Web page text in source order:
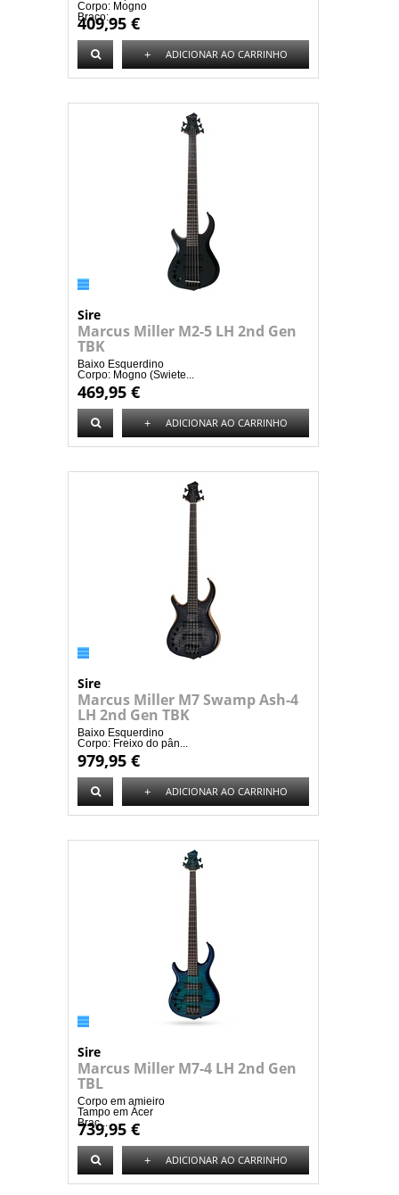
Corpo: Mogno
Braço:...
409,95 €
+ ADICIONAR AO CARRINHO
Sire
Marcus Miller M2-5 LH 2nd Gen
TBK
Baixo Esquerdino
Corpo: Mogno (Swiete...
469,95 €
+ ADICIONAR AO CARRINHO
Sire
Marcus Miller M7 Swamp Ash-4
LH 2nd Gen TBK
Baixo Esquerdino
Corpo: Freixo do pân...
979,95 €
+ ADICIONAR AO CARRINHO
Sire
Marcus Miller M7-4 LH 2nd Gen
TBL
Corpo em amieiro
Tampo em Ácer
Braç...
739,95 €
+ ADICIONAR AO CARRINHO